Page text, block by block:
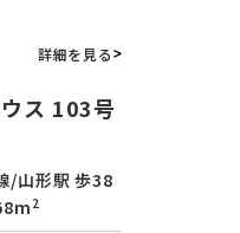
詳細を見る
ス 103号
/山形駅 歩38
2